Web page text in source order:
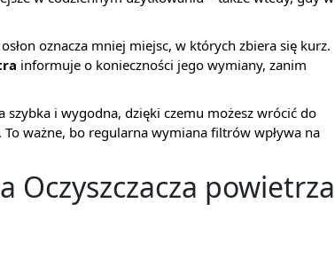
oznacza mniej miejsc, w których zbiera się kurz.
informuje o konieczności jego wymiany, zanim
szybka i wygodna, dzięki czemu możesz wrócić do
ważne, bo regularna wymiana filtrów wpływa na
Oczyszczacza powietrza